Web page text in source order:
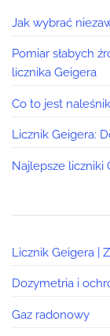
Jak wybrać
Pomiar słabych
licznika Geigera
Co to jest
Licznik Geigera:
Najlepsze liczniki
Licznik Geigera |
Dozymetria i
Gaz radonowy